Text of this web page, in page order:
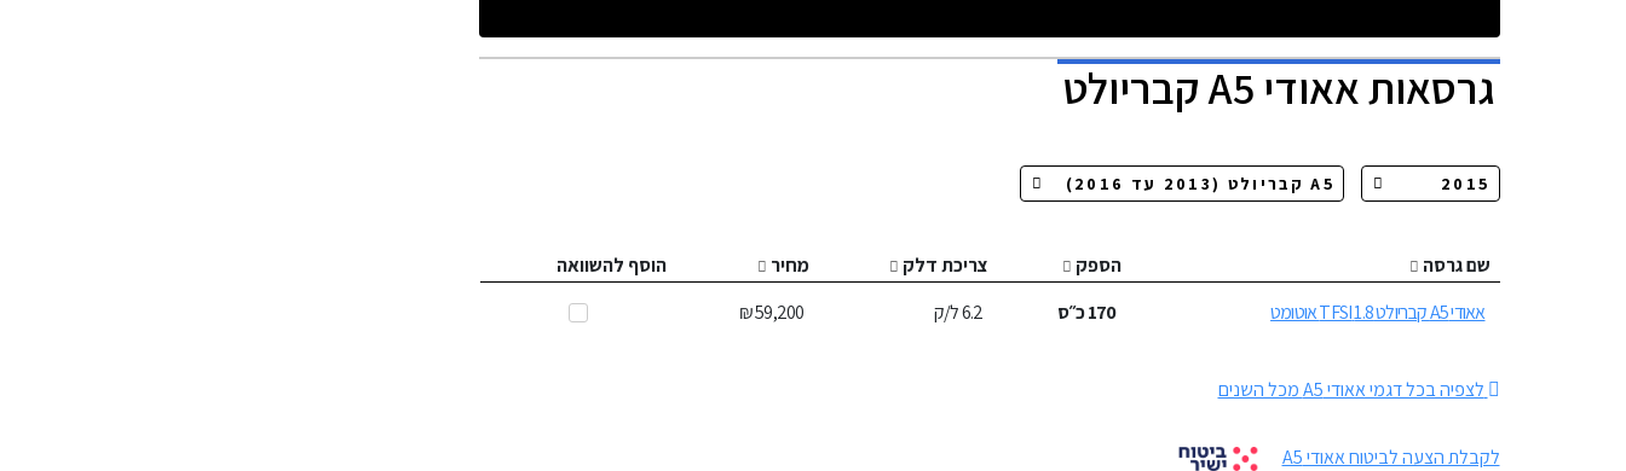
גרסאותאאודי A5 קבריולט
שם גרסה הספק צריכת דלק מחיר
הוסף להשוואה
אאודי A5 קבריולט 1.8 TFSI אוטומט
170כ״ס 6.2ל/ק 59,200 ₪
לצפיה בכל דגמי אאודי A5 מכל השנים
לקבלת הצעה לביטוח אאודי A5